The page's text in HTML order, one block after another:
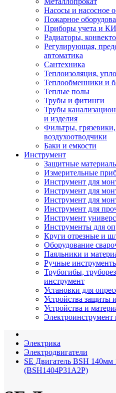
Насосы и насосное
Пожарное
Приборы учета и
Радиаторы,
Регулирующая,
автоматика
Сантехника
Теплоизоляция,
Теплообменники и
Теплые полы
Трубы и фитинги
Трубы
и изделия
Фильтры,
воздухоотводчики
Баки и емкости
Инструмент
Защитные
Измерительные
Инструмент для
Инструмент для
Инструмент для
Инструмент для
Инструмент
Инструменты для
Круги отрезные и
Оборудование
Паяльники и
Ручные
Трубогибы,
инструмент
Установки для
Устройства защиты
Устройства и
Электроинструмент
Электрика
Электродвигатели
SE Двигатель BSH
(BSH1404P31A2P)